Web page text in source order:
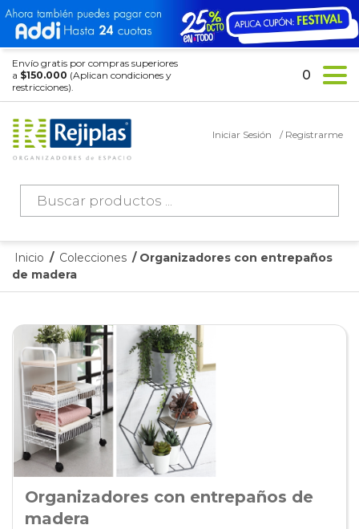
Envío gratis por compras superiores
a $150.000 (Aplican condiciones y
restricciones).
Búsqueda
productos
Iniciar Sesión / Registrarme
0
Inicio / Colecciones / Organizadores con entrepaños
de madera
Organizadores con entrepaños de
madera